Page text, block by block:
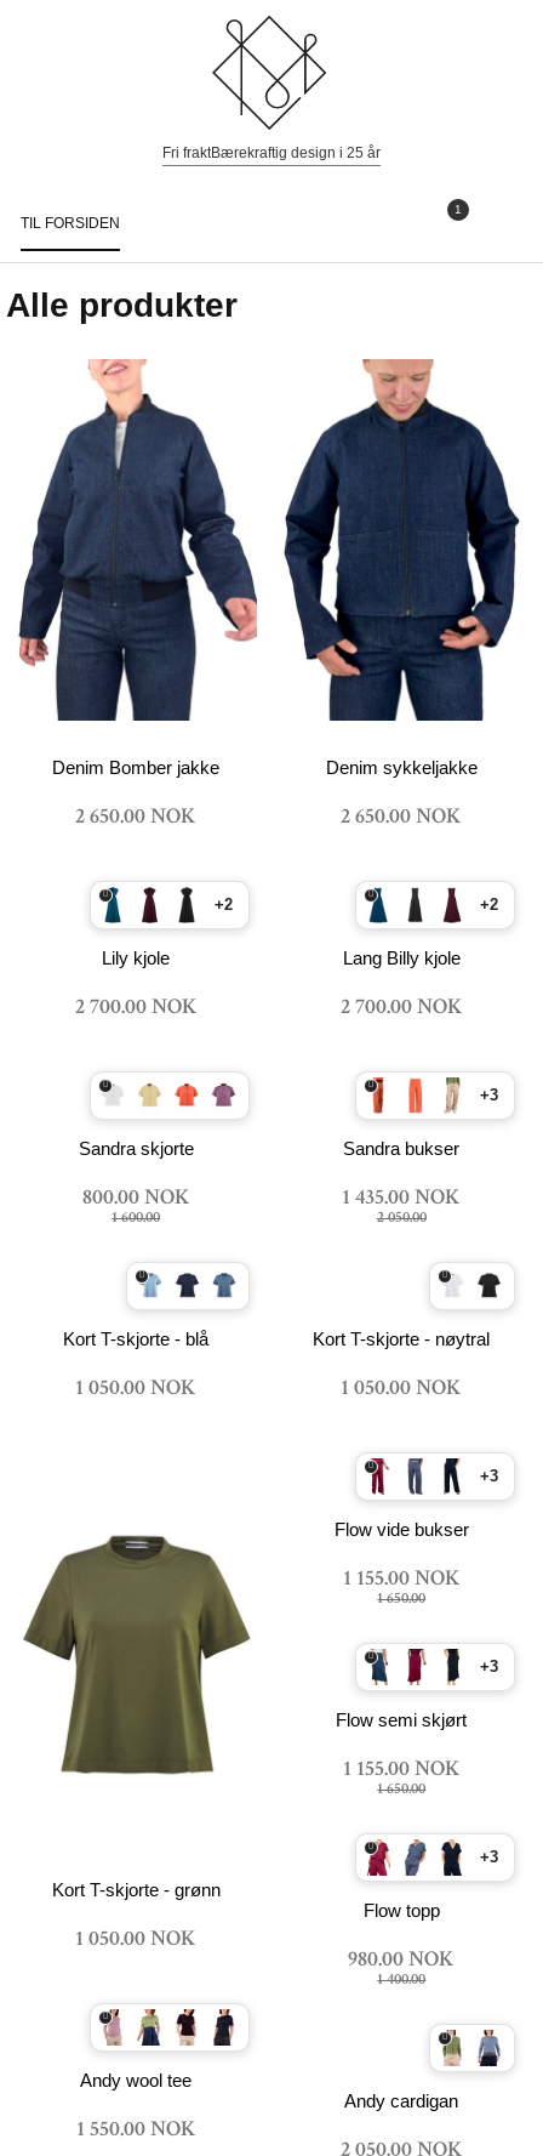
Fri fraktBærekraftig design i 25 år
1
TIL FORSIDEN
Alle produkter
Denim Bomber jakke
2 650.00 NOK
Denim sykkeljakke
2 650.00 NOK
+2
Lily kjole
2 700.00 NOK
+2
Lang Billy kjole
2 700.00 NOK
Sandra skjorte
800.00 NOK
1 600.00
+3
Sandra bukser
1 435.00 NOK
2 050.00
Kort T-skjorte - blå
1 050.00 NOK
Kort T-skjorte - nøytral
1 050.00 NOK
Kort T-skjorte - grønn
1 050.00 NOK
+3
Flow vide bukser
1 155.00 NOK
1 650.00
+3
Flow semi skjørt
1 155.00 NOK
1 650.00
+3
Flow topp
980.00 NOK
1 400.00
Andy wool tee
1 550.00 NOK
Andy cardigan
2 050.00 NOK